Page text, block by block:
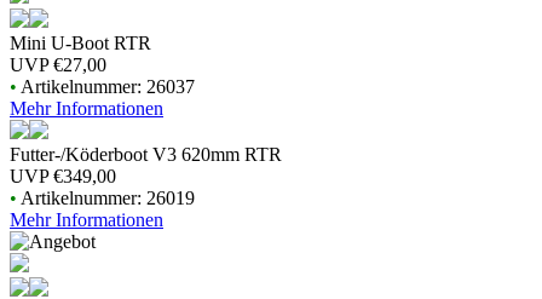
Mini U-Boot RTR
UVP€27,00
• Artikelnummer: 26037
Mehr Informationen
Futter-/Köderboot V3 620mm RTR
UVP€349,00
• Artikelnummer: 26019
Mehr Informationen